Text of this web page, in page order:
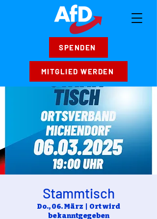
SPENDEN
MITGLIED WERDEN
Stammtisch
Do., 06. März
Ort wird
bekanntgegeben